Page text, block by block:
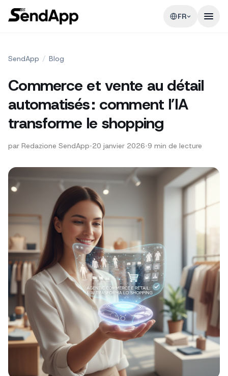
FR
SendApp / Blog
Commerce et vente au détail
automatisés : comment l’IA
transforme le shopping
par Redazione SendApp•20 janvier 2026•9 min de lecture